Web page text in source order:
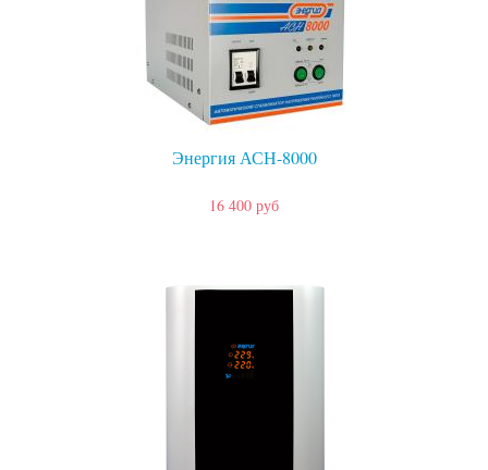
Энергия АСН-8000
16 400 руб